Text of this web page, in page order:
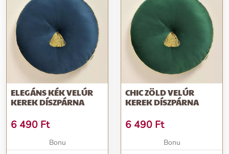
ELEGÁNS KÉK VELÚR
KEREK DÍSZPÁRNA
6 490 Ft
Bonu
CHIC ZÖLD VELÚR
KEREK DÍSZPÁRNA
6 490 Ft
Bonu